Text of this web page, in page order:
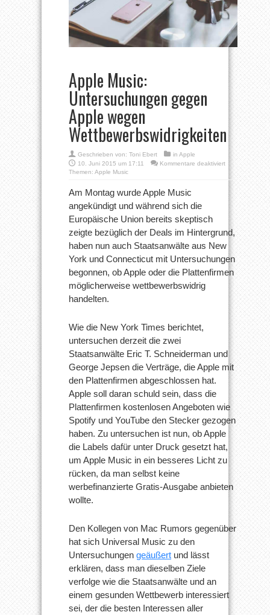
Apple Music:
Untersuchungen gegen
Apple wegen
Wettbewerbswidrigkeiten
Geschrieben von: Toni Ebert in Apple
10. Juni 2015 um 17:11
Kommentare deaktiviertfür
Apple
Music:
gegen
Themen: Apple Music
Am Montag wurde Apple Music
angekündigt und während sich die
Europäische Union bereits skeptisch
zeigte bezüglich der Deals im Hintergrund,
haben nun auch Staatsanwälte aus New
York und Connecticut mit Untersuchungen
begonnen, ob Apple oder die Plattenfirmen
möglicherweise wettbewerbswidrig
handelten.
Wie die New York Times berichtet,
untersuchen derzeit die zwei
Staatsanwälte Eric T. Schneiderman und
George Jepsen die Verträge, die Apple mit
den Plattenfirmen abgeschlossen hat.
Apple soll daran schuld sein, dass die
Plattenfirmen kostenlosen Angeboten wie
Spotify und YouTube den Stecker gezogen
haben. Zu untersuchen ist nun, ob Apple
die Labels dafür unter Druck gesetzt hat,
um Apple Music in ein besseres Licht zu
rücken, da man selbst keine
werbefinanzierte Gratis-Ausgabe anbieten
wollte.
Den Kollegen von Mac Rumors gegenüber
hat sich Universal Music zu den
Untersuchungen geäußert und lässt
erklären, dass man dieselben Ziele
verfolge wie die Staatsanwälte und an
einem gesunden Wettbewerb interessiert
sei, der die besten Interessen aller